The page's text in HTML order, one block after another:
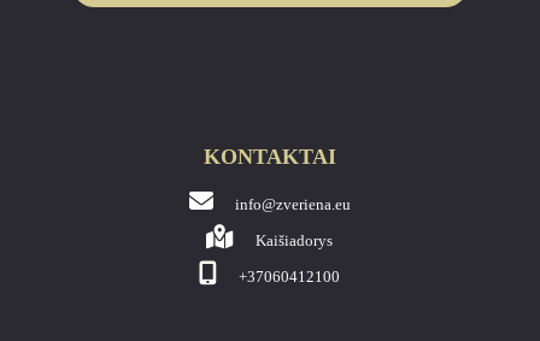
KONTAKTAI
info@zveriena.eu
Kaišiadorys
+37060412100